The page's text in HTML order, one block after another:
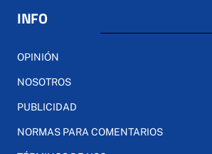
INFO
OPINIÓN
NOSOTROS
PUBLICIDAD
NORMAS PARA COMENTARIOS